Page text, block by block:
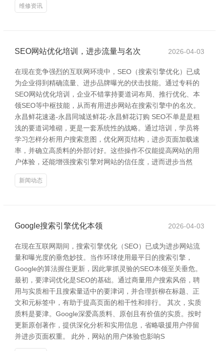
维修资讯
SEO网站优化培训，进步流量与名次 2026-04-03
在现在竞争强烈的互联网环境中，SEO（搜索引擎优化）已成
为企业得到精确流量、进步品牌曝光的伏击技能。通过专科的
SEO网站优化培训，企业不错掌持要道词布局、推行优化、本
领SEO等中枢技能，从而有用进步网站在搜索引擎中的名次。
永昌鲜花速递-永昌同城送鲜花-永昌鲜花订购 SEO不单是是粗
浅的要道词堆砌，更是一套系统性的战略。通过培训，学员将
学习怎样分析用户搜索意图，优化网页结构，进步页面加载速
率，并确立高质料的外部讨好。这些操作不仅能提高网站的用
户体验，还能增强搜索引擎对网站的信任度，进而进步当然
新闻动态
Google搜索引擎优化本领 2026-04-03
在现在互联网期间，搜索引擎优化（SEO）已成为进步网站流
量和曝光度的垂危妙技。当作环球使用最平日的搜索引擎，
Google的算法握住更新，因此掌抓灵验的SEO本领至关垂危。
最初，要津词优化是SEO的基础。通过商量用户搜索风俗，聘
用与实质相干且搜索量适中的要津词，并合理折柳在标题、正
文和元标签中，有助于提高页面的相干性和排行。 其次，实质
质料是要津。Google深爱高质料、原创且有价值的实质。按时
更新原创著作，提供深化分析和实用信息，省略吸援用户停留
并进步页面权重。 此外，网站的用户体验也影响S